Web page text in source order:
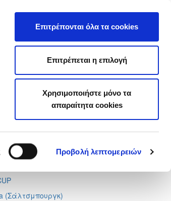
Προβολή λεπτομερειών
Επιτρέπονται όλα τα cookies
Επιτρέπεται η επιλογή
Χρησιμοποιήστε μόνο τα
απαραίτητα cookies
Next
Tweets by CyprusFA
γεγονότα
(Σάλτσμπουργκ)